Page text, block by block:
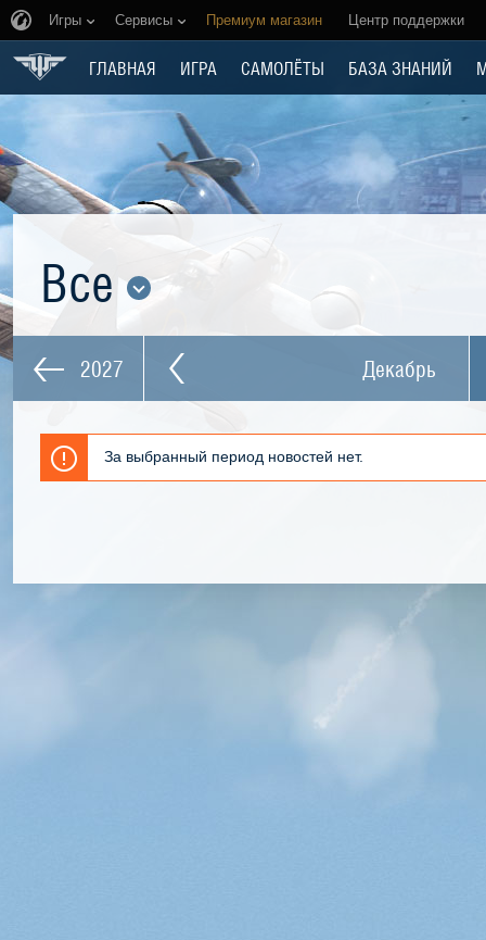
Игры Сервисы Премиум магазин Центр поддержки
ГЛАВНАЯ ИГРА САМОЛЁТЫ БАЗА ЗНАНИЙ
Все
2027 Декабрь
За выбранный период новостей нет.